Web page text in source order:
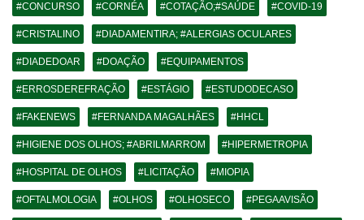
#CONCURSO #CORNÉA #COTAÇÃO;#SAÚDE #COVID-19
#CRISTALINO #DIADAMENTIRA; #ALERGIAS OCULARES
#DIADEDOAR #DOAÇÃO #EQUIPAMENTOS
#ERROSDEREFRAÇÃO #ESTÁGIO #ESTUDODECASO
#FAKENEWS #FERNANDA MAGALHÃES #HHCL
#HIGIENE DOS OLHOS; #ABRILMARROM #HIPERMETROPIA
#HOSPITAL DE OLHOS #LICITAÇÃO #MIOPIA
#OFTALMOLOGIA #OLHOS #OLHOSECO #PEGAAVISÃO